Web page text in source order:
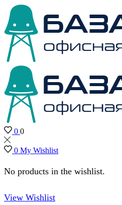
0 0
0 My Wishlist
No products in the wishlist.
View Wishlist